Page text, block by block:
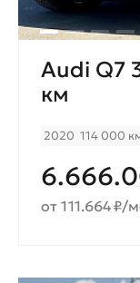
Audi Q7
км
2020 114 000
от 111.664₽/